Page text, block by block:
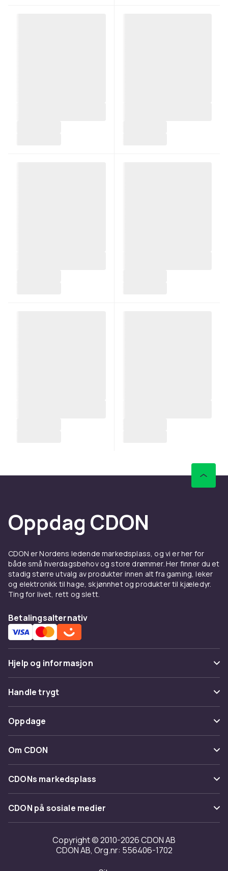
Oppdag CDON
CDON er Nordens ledende markedsplass, og vi er her for
både små hverdagsbehov og store drømmer. Her finner du et
stadig større utvalg av produkter innen alt fra gaming, leker
og elektronikk til hage, skjønnhet og produkter til kjæledyr.
Ting for livet, rett og slett.
Betalingsalternativ
Hjelp og informasjon
Vanlige spørsmål
Spor pakke
Angre & returner her
Kontakt oss
Handle trygt
Betaling
Levering
Tilbakekallinger
Oppdage
Kategorier
Varemerker
Om CDON
Om oss
Kundeanmeldelser
Jobbe på CDON
Investor relations
Tilgjengelighet
CDONs markedsplass
Merchant Help Center
CDON på sosiale medier
Copyright © 2010-2026 CDON AB
CDON AB, Org.nr: 556406-1702